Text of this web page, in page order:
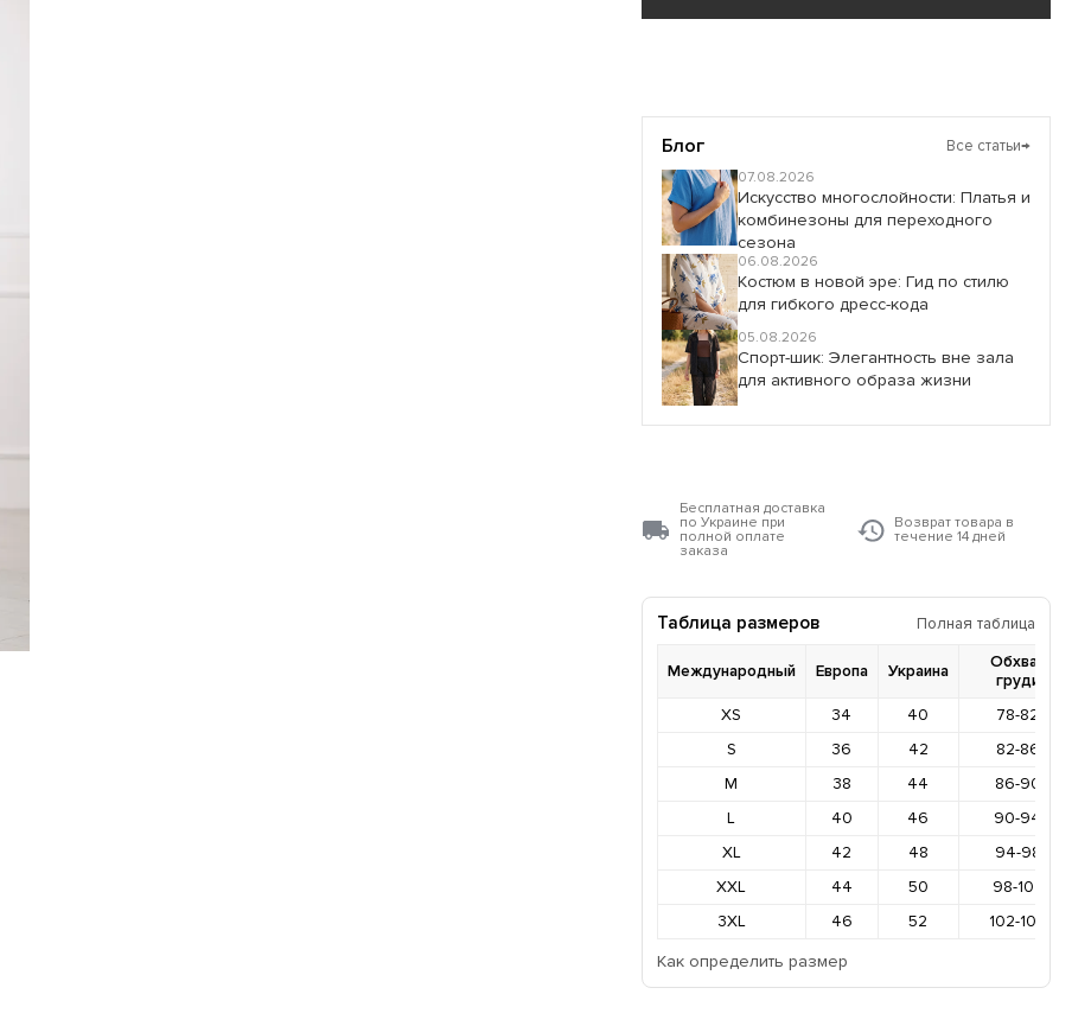
Блог Все статьи→
07.08.2026
Искусство многослойности: Платья и
комбинезоны для переходного
сезона
06.08.2026
Костюм в новой эре: Гид по стилю
для гибкого дресс-кода
05.08.2026
Спорт-шик: Элегантность вне зала
для активного образа жизни
Бесплатная доставка
по Украине при
полной оплате
заказа
Возврат товара в
течение 14 дней
Таблица размеров Полная таблица
Международный Европа Украина
Обхват
груди
XS
34 40
78-82
S
36 42
82-86
M
38 44
86-90
L
40 46
90-94
XL
42 48
94-98
XXL
44 50
98-102
3XL
46 52
102-106
Как определить размер